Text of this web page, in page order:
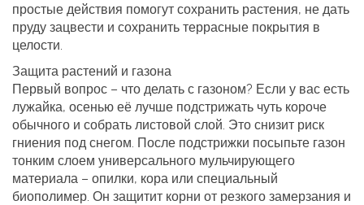
простые действия помогут сохранить растения, не дать
пруду зацвести и сохранить террасные покрытия в
целости.
Защита растений и газона
Первый вопрос – что делать с газоном? Если у вас есть
лужайка, осенью её лучше подстрижать чуть короче
обычного и собрать листовой слой. Это снизит риск
гниения под снегом. После подстрижки посыпьте газон
тонким слоем универсального мульчирующего
материала – опилки, кора или специальный
биополимер. Он защитит корни от резкого замерзания и